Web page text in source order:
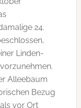
24.
Linden-
Alleebaum
Bezug
vor Ort